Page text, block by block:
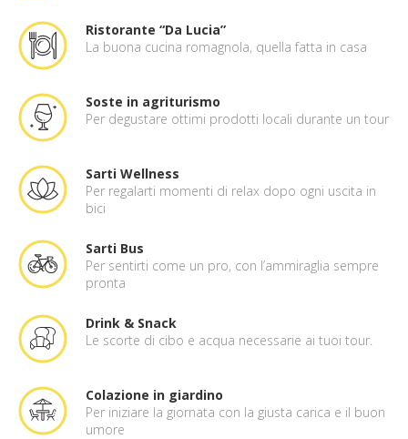
Ristorante “Da Lucia”
La buona cucina romagnola, quella fatta in casa
Soste in agriturismo
Per degustare ottimi prodotti locali durante un tour
Sarti Wellness
Per regalarti momenti di relax dopo ogni uscita in
bici
Sarti Bus
Per sentirti come un pro, con l’ammiraglia sempre
pronta
Drink & Snack
Le scorte di cibo e acqua necessarie ai tuoi tour.
Colazione in giardino
Per iniziare la giornata con la giusta carica e il buon
umore